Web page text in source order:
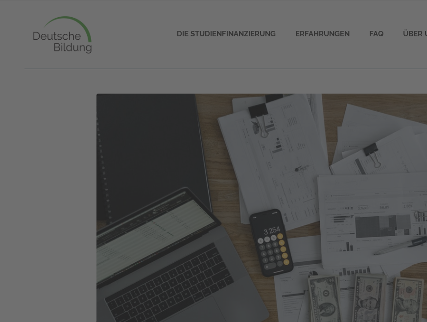
DIE STUDIENFINANZIERUNG ERFAHRUNGEN FAQ ÜBER